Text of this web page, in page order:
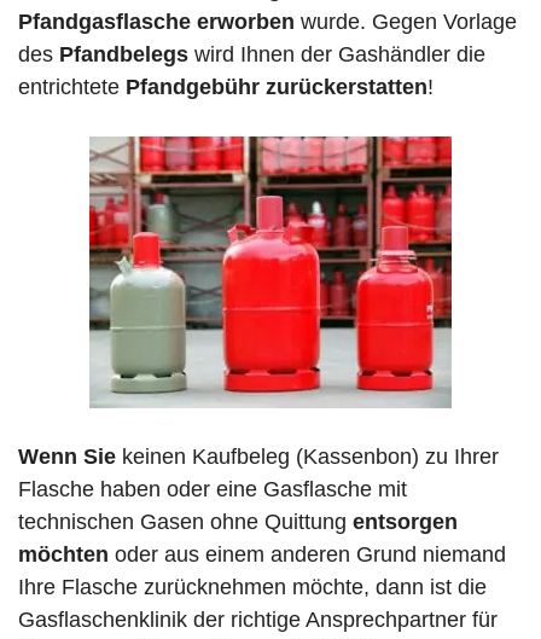
Pfandgasflasche erworben wurde. Gegen Vorlage
des Pfandbelegs wird Ihnen der Gashändler die
entrichtete Pfandgebühr zurückerstatten!
Wenn Sie keinen Kaufbeleg (Kassenbon) zu Ihrer
Flasche haben oder eine Gasflasche mit
technischen Gasen ohne Quittung entsorgen
möchten oder aus einem anderen Grund niemand
Ihre Flasche zurücknehmen möchte, dann ist die
Gasflaschenklinik der richtige Ansprechpartner für